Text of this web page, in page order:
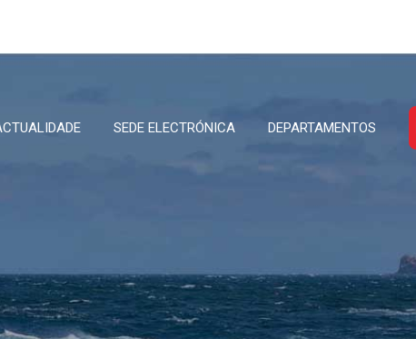
SEDE ELECTRÓNICA DEPARTAMENTOS